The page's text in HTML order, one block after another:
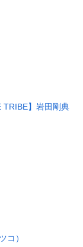
TRIBE】岩田剛典
コ）